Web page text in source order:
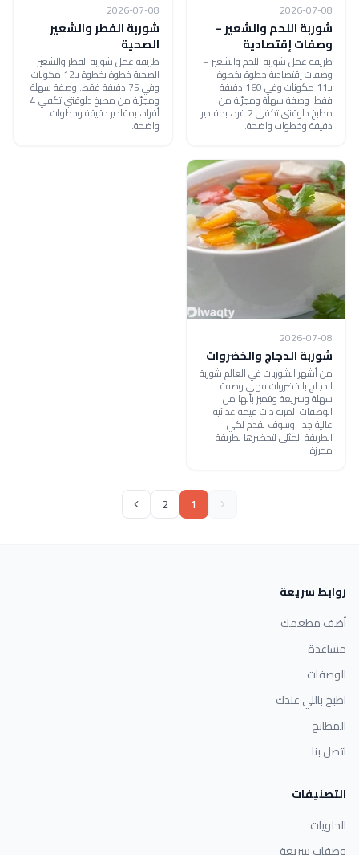
2026-07-08
شوربة اللحم والشعير –
وصفات إقتصادية
طريقة عمل شوربة اللحم والشعير –
وصفات إقتصادية خطوة بخطوة
بـ11 مكونات وفي 160 دقيقة
فقط. وصفة سهلة ومجرّبة من
مطبخ دلوقتي تكفي 2 فرد، بمقادير
دقيقة وخطوات واضحة.
2026-07-08
شوربة الفطر والشعير
الصحية
طريقة عمل شوربة الفطر والشعير
الصحية خطوة بخطوة بـ12 مكونات
وفي 75 دقيقة فقط. وصفة سهلة
ومجرّبة من مطبخ دلوقتي تكفي 4
أفراد، بمقادير دقيقة وخطوات
واضحة.
2026-07-08
شوربة الدجاج والخضروات
من أشهر الشوربات في العالم شوربة
الدجاج بالخضروات فهي وصفة
سهلة وسريعة وتتميز بأنها من
الوصفات المرنة ذات قيمة غذائية
عالية جدا .وسوف نقدم لكي
الطريقة المثلى لتحضيرها بطريقة
مميزة.
1
2
روابط سريعة
أضف مطعمك
مساعدة
الوصفات
اطبخ باللي عندك
المطابخ
اتصل بنا
التصنيفات
الحلويات